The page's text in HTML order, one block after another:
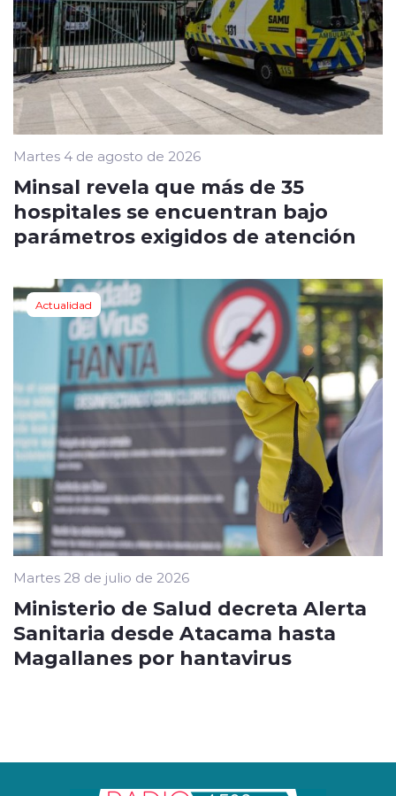
Martes 4 de agosto de 2026
Minsal revela que más de 35
hospitales se encuentran bajo
parámetros exigidos de atención
Actualidad
Martes 28 de julio de 2026
Ministerio de Salud decreta Alerta
Sanitaria desde Atacama hasta
Magallanes por hantavirus